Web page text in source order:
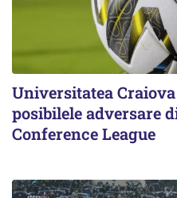
Universitatea
posibilele adversare
Conference League